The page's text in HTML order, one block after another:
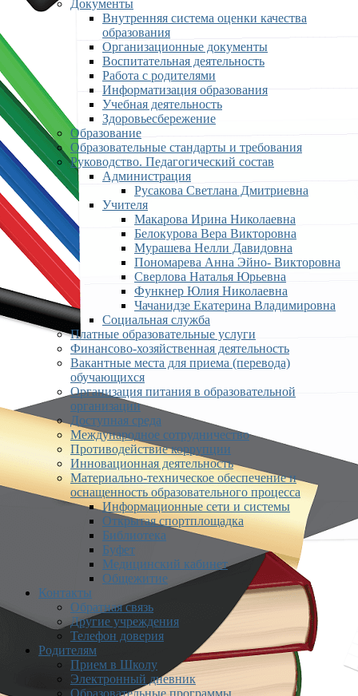
Документы
Внутренняя система оценки качества
образования
Организационные документы
Воспитательная деятельность
Работа с родителями
Информатизация образования
Учебная деятельность
Здоровьесбережение
Образование
Образовательные стандарты и требования
Руководство. Педагогический состав
Администрация
Русакова Светлана Дмитриевна
Учителя
Макарова Ирина Николаевна
Белокурова Вера Викторовна
Мурашева Нелли Давидовна
Пономарева Анна Эйно- Викторовна
Сверлова Наталья Юрьевна
Функнер Юлия Николаевна
Чачанидзе Екатерина Владимировна
Социальная служба
Платные образовательные услуги
Финансово-хозяйственная деятельность
Вакантные места для приема (перевода)
обучающихся
Организация питания в образовательной
организации
Доступная среда
Международное сотрудничество
Противодействие коррупции
Инновационная деятельность
Материально-техническое обеспечение и
оснащенность образовательного процесса
Информационные сети и системы
Открытая спортплощадка
Библиотека
Буфет
Медицинский кабинет
Общежитие
Контакты
Обратная связь
Другие учреждения
Телефон доверия
Родителям
Прием в Школу
Электронный дневник